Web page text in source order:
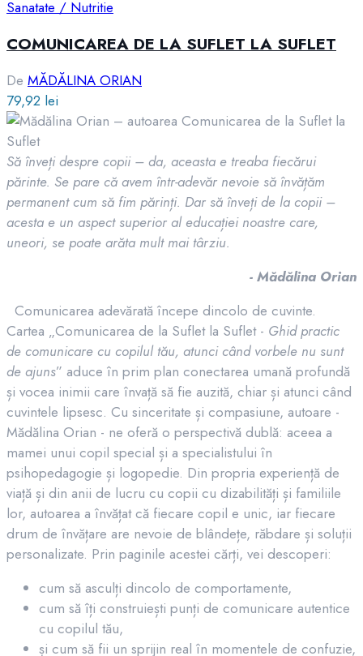
Sanatate / Nutritie
COMUNICAREA DE LA SUFLET LA SUFLET
De MĂDĂLINA ORIAN
79,92 lei
Să înveți despre copii – da, aceasta e treaba fiecărui
părinte. Se pare că avem într-adevăr nevoie să învățăm
permanent cum să fim părinți. Dar să înveți de la copii –
acesta e un aspect superior al educației noastre care,
uneori, se poate arăta mult mai târziu.
- Mădălina Orian
Comunicarea adevărată începe dincolo de cuvinte.
Cartea „Comunicarea de la Suflet la Suflet - Ghid practic
de comunicare cu copilul tău, atunci când vorbele nu sunt
de ajuns” aduce în prim plan conectarea umană profundă
și vocea inimii care învață să fie auzită, chiar și atunci când
cuvintele lipsesc. Cu sinceritate și compasiune, autoare -
Mădălina Orian - ne oferă o perspectivă dublă: aceea a
mamei unui copil special și a specialistului în
psihopedagogie și logopedie. Din propria experiență de
viață și din anii de lucru cu copii cu dizabilități și familiile
lor, autoarea a învățat că fiecare copil e unic, iar fiecare
drum de învățare are nevoie de blândețe, răbdare și soluții
personalizate. Prin paginile acestei cărți, vei descoperi:
cum să asculți dincolo de comportamente,
cum să îți construiești punți de comunicare autentice
cu copilul tău,
și cum să fii un sprijin real în momentele de confuzie,